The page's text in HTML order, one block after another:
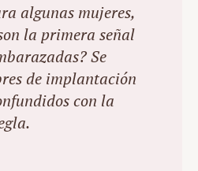
algunas mujeres,
la primera señal
Se
de implantación
con la